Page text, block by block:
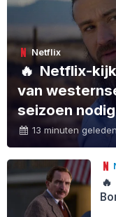
Netflix
🔥 Netflix-
van
seizoen
13 minuten geleden
🔥